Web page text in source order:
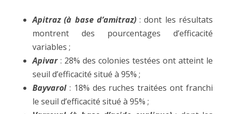
Apitraz (à base d’amitraz): dont les résultats
montrent des pourcentages d’efficacité
variables ;
Apivar: 28% des colonies testées ont atteint le
seuil d’efficacité situé à 95% ;
Bayvarol : 18% des ruches traitées ont franchi
le seuil d’efficacité situé à 95% ;